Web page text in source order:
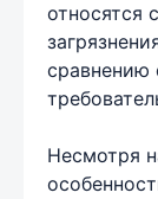
относятся
сравнению
Несмотря